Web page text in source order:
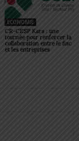
ECONOMIE
CR-CESP Kara : une
tournée pour renforcer la
collaboration entre le fisc
et les entreprises